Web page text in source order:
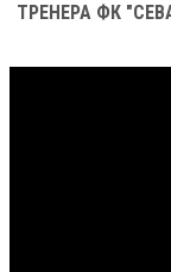
ТРЕНЕРА ФК